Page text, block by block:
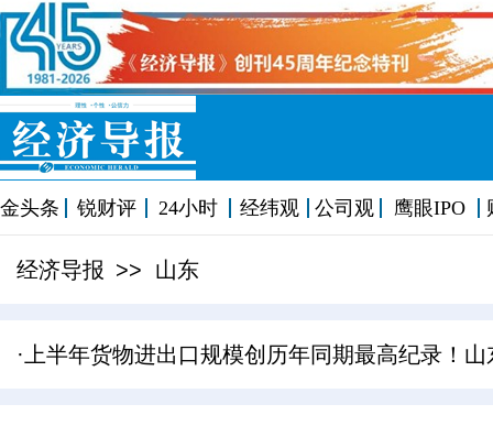
金头条 锐财评 24小时 经纬观 公司观 鹰眼IPO
经济导报 >> 山东
·上半年货物进出口规模创历年同期最高纪录！山